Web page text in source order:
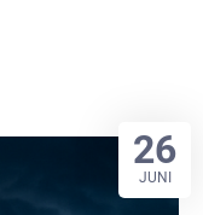
26
JUNI